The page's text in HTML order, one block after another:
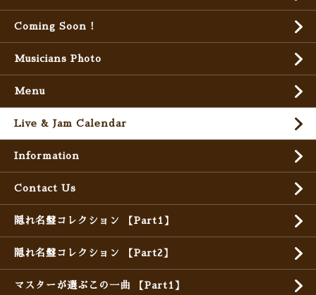
Coming Soon !
Musicians Photo
Menu
Live & Jam Calendar
Information
Contact Us
隠れ名盤コレクション 【Part1】
隠れ名盤コレクション 【Part2】
マスターが選ぶこの一曲 【Part1】